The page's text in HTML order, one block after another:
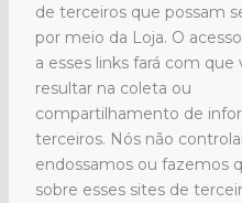
de terceiros que possam
por meio da Loja. O acesso
a esses links fará com
resultar na coleta ou
compartilhamento de
terceiros. Nós não
endossamos ou fazemos
sobre esses sites de